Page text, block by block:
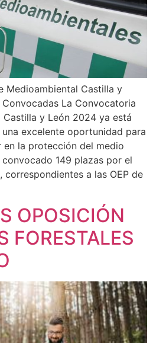
Medioambiental Castilla y
La Convocatoria
y León 2024 ya está
excelente oportunidad para
en la protección del medio
149 plazas por el
correspondientes a las OEP de
OPOSICIÓN
FORESTALES